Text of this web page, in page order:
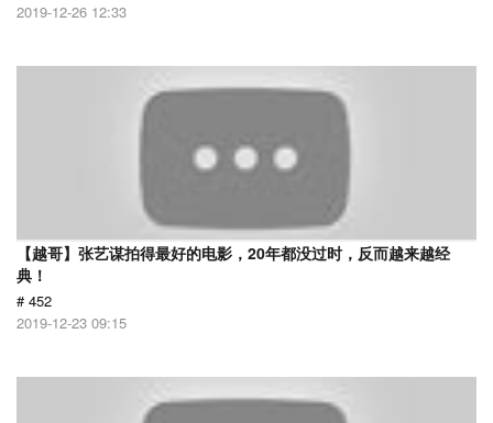
2019-12-26 12:33
【越哥】张艺谋拍得最好的电影，20年都没过时，反而越来越经
典！
# 452
2019-12-23 09:15